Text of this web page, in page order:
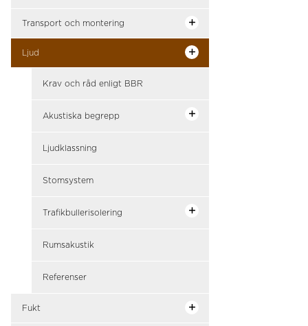
Transport och montering
Ljud
Krav och råd enligt BBR
Akustiska begrepp
Ljudklassning
Stomsystem
Trafikbullerisolering
Rumsakustik
Referenser
Fukt